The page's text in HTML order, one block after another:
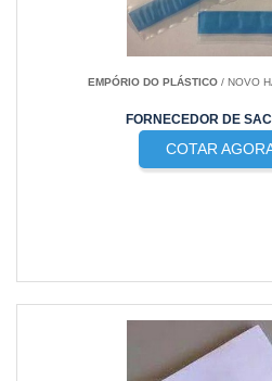
EMPÓRIO DO PLÁSTICO / NOVO
FORNECEDOR DE
COTAR